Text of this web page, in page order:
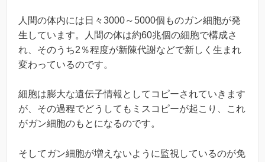
人間の体内には日々3000～5000個ものガン細胞が発
生しています。人間の体は約60兆個の細胞で構成さ
れ、そのうち2％程度が新陳代謝などで新しく生まれ
変わっているのです。
細胞は膨大な遺伝子情報としてコピーされていきます
が、その過程でどうしてもミスコピーが起こり、これ
がガン細胞のもとになるのです。
そしてガン細胞が増えないように監視しているのが免